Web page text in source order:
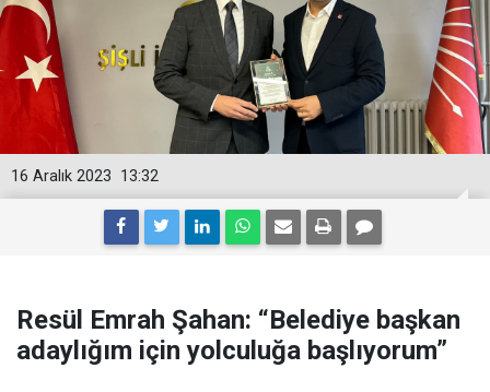
13:32
16 Aralık 2023
Resül Emrah Şahan: “Belediye başkan
adaylığım için yolculuğa başlıyorum”